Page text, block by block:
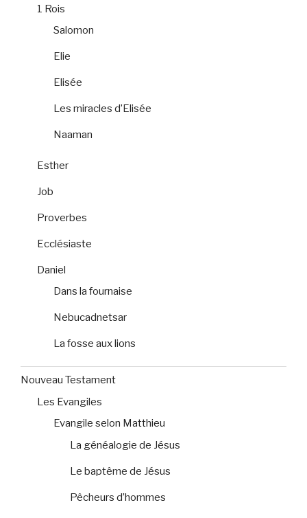
1 Rois
Salomon
Elie
Elisée
Les miracles d’Elisée
Naaman
Esther
Job
Proverbes
Ecclésiaste
Daniel
Dans la fournaise
Nebucadnetsar
La fosse aux lions
Nouveau Testament
Les Evangiles
Evangile selon Matthieu
La généalogie de Jésus
Le baptême de Jésus
Pêcheurs d’hommes